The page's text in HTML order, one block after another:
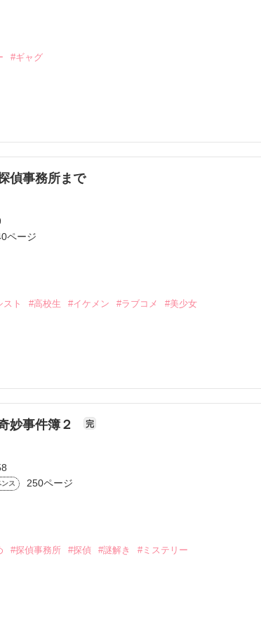
ば幸いです♪
#ギャグ
？
偵事務所まで
ページ
スト #高校生 #イケメン #ラブコメ #美少女
ている古びた探偵事務所。
を解決していく変わった探偵がいる。
モテ男。
。この俺がどんな依頼も解決しますよ？」
妙事件簿２ 完
ス 250ページ
#探偵事務所 #探偵 #謎解き #ミステリー
偵。スイーツ大好き。森田探偵社の社長で現代の明智小